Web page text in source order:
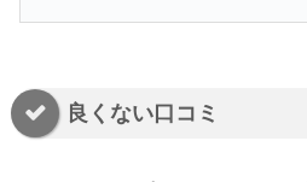
良くない口コミ